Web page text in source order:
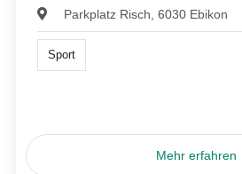
Parkplatz Risch, 6030 Ebikon
Sport
Mehr erfahren